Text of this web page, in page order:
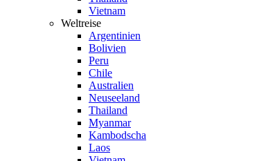
Vietnam
Weltreise
Argentinien
Bolivien
Peru
Chile
Australien
Neuseeland
Thailand
Myanmar
Kambodscha
Laos